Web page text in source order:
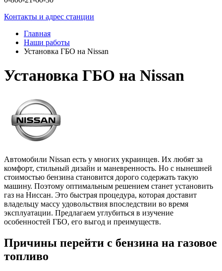
Контакты и адрес станции
Главная
Наши работы
Установка ГБО на Nissan
Установка ГБО на Nissan
Автомобили Nissan есть у многих украинцев. Их любят за
комфорт, стильный дизайн и маневренность. Но с нынешней
стоимостью бензина становится дорого содержать такую
машину. Поэтому оптимальным решением станет установить
газ на Ниссан. Это быстрая процедура, которая доставит
владельцу массу удовольствия впоследствии во время
эксплуатации. Предлагаем углубиться в изучение
особенностей ГБО, его выгод и преимуществ.
Причины перейти с бензина на газовое
топливо